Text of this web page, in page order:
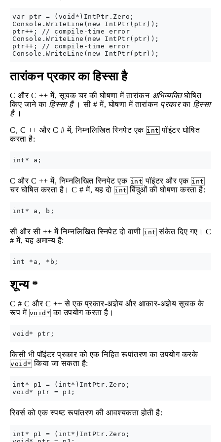
var ptr = (void*)IntPtr.Zero;
Console.WriteLine(new IntPtr(ptr));
ptr++; // compile-time error
Console.WriteLine(new IntPtr(ptr));
ptr++; // compile-time error
तारांकन प्रकार का हिस्सा है
C और C ++ में, सूचक चर की घोषणा में तारांकन अभिव्यक्तिघोषित
किए जाने का हिस्सा है। सी # में, घोषणा में तारांकन प्रकारका हिस्सा
है।
C, C ++ और C # में, निम्नलिखित स्निपेट एक int पॉइंटर घोषित
करता है:
C और C ++ में, निम्नलिखित स्निपेट एक int पॉइंटर और एक int
चर घोषित करता है। C # में, यह दो int बिंदुओं की घोषणा करता है:
सी और सी ++ में निम्नलिखित स्निपेट दो वाणी int संकेत दिए गए। C
# में, यह अमान्य है:
शून्य *
C # C और C ++ से एक प्रकार-अज्ञेय और आकार-अज्ञेय सूचक के
रूप में void* का उपयोग करता है।
किसी भी पॉइंटर प्रकार को एक निहित रूपांतरण का उपयोग करके
void* किया जा सकता है:
int* p1 = (int*)IntPtr.Zero;
रिवर्स को एक स्पष्ट रूपांतरण की आवश्यकता होती है:
int* p1 = (int*)IntPtr.Zero;